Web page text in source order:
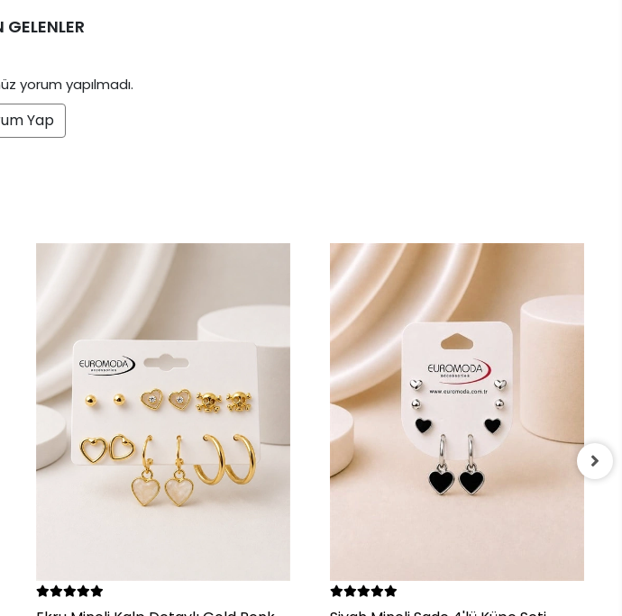
GELENLER
yorum yapılmadı.
Yap